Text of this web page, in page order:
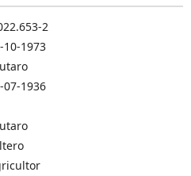
2
10-1973
07-1936